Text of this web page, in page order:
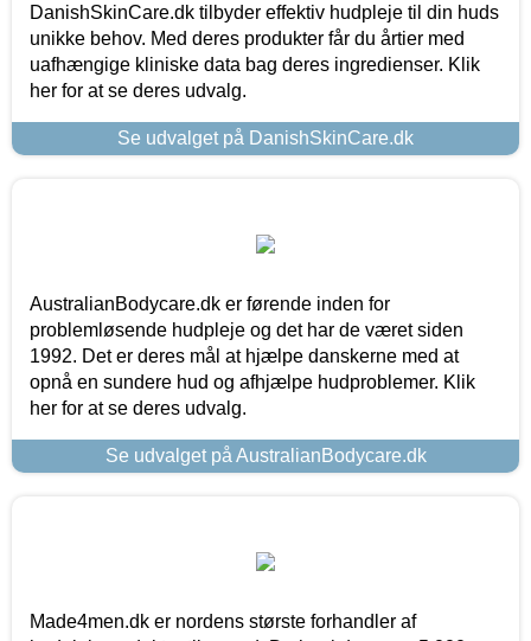
DanishSkinCare.dk tilbyder effektiv hudpleje til din huds
unikke behov. Med deres produkter får du årtier med
uafhængige kliniske data bag deres ingredienser. Klik
her for at se deres udvalg.
Se udvalget på DanishSkinCare.dk
AustralianBodycare.dk er førende inden for
problemløsende hudpleje og det har de været siden
1992. Det er deres mål at hjælpe danskerne med at
opnå en sundere hud og afhjælpe hudproblemer. Klik
her for at se deres udvalg.
Se udvalget på AustralianBodycare.dk
Made4men.dk er nordens største forhandler af